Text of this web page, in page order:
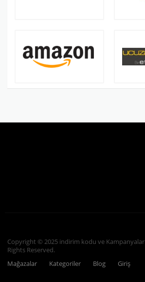
Copyright © 2025 indirim kodu ve Kampanyalar
Rights Reserved.
Mağazalar
Kategoriler Blog Giriş